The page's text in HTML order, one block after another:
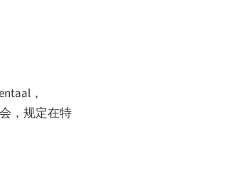
，
，规定在特